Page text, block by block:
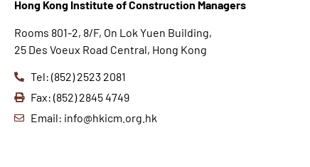
Hong Kong Institute of Construction Managers
Rooms 801-2, 8/F, On Lok Yuen Building,
25 Des Voeux Road Central, Hong Kong
Tel: (852) 2523 2081
Fax: (852) 2845 4749
Email: info@hkicm.org.hk